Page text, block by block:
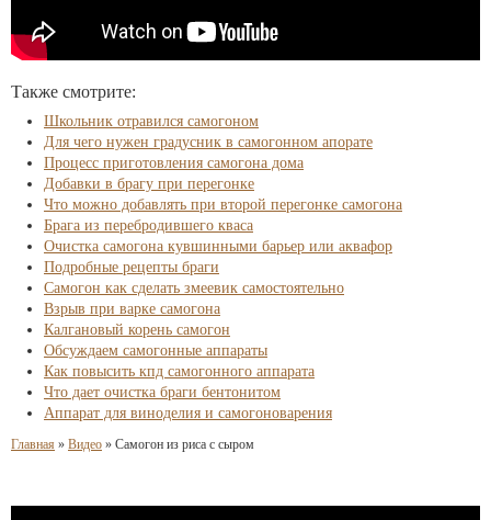
Также смотрите:
Школьник отравился самогоном
Для чего нужен градусник в самогонном апорате
Процесс приготовления самогона дома
Добавки в брагу при перегонке
Что можно добавлять при второй перегонке самогона
Брага из перебродившего кваса
Очистка самогона кувшинными барьер или аквафор
Подробные рецепты браги
Самогон как сделать змеевик самостоятельно
Взрыв при варке самогона
Калгановый корень самогон
Обсуждаем самогонные аппараты
Как повысить кпд самогонного аппарата
Что дает очистка браги бентонитом
Аппарат для виноделия и самогоноварения
Главная » Видео » Самогон из риса с сыром